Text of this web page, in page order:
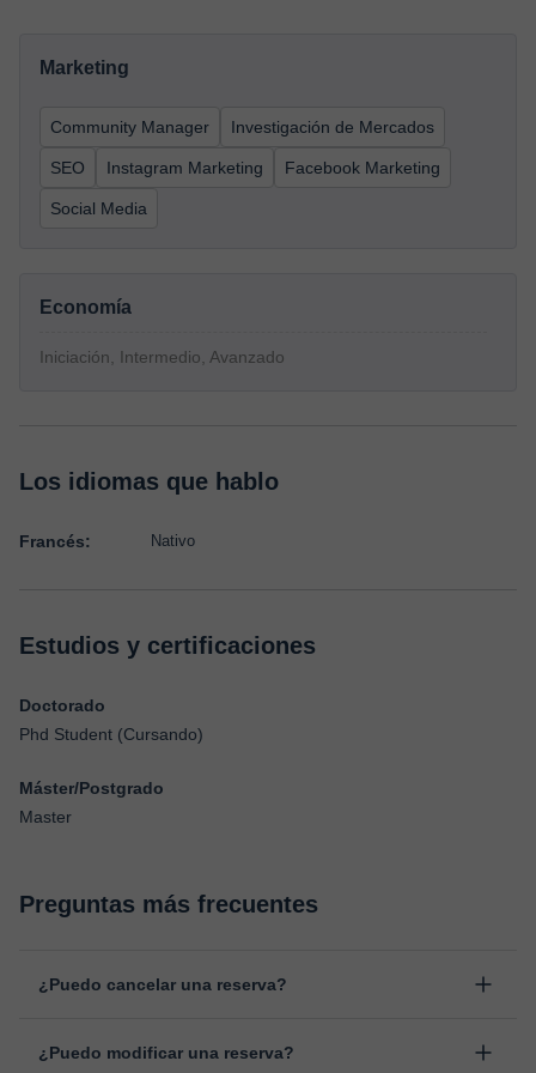
Marketing
Community Manager Investigación de Mercados
SEO Instagram Marketing Facebook Marketing
Social Media
Economía
Iniciación, Intermedio, Avanzado
Los idiomas que hablo
Francés: Nativo
Estudios y certificaciones
Doctorado
Phd Student (Cursando)
Máster/Postgrado
Master
Preguntas más frecuentes
¿Puedo cancelar una reserva?
antes de la clase, indicando el motivo de cancelación.
¿Puedo modificar una reserva?